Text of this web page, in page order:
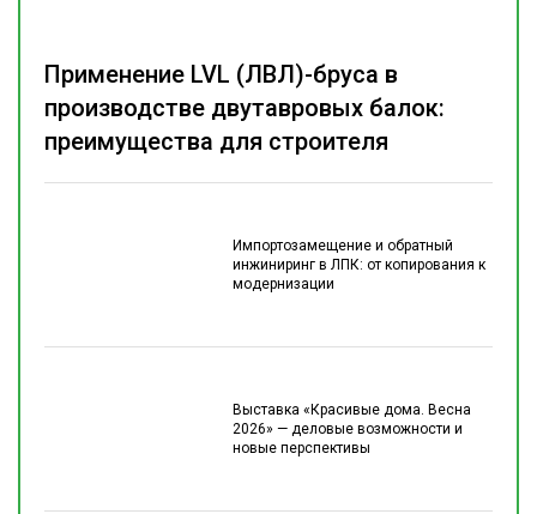
Импортозамещение и обратный
инжиниринг в ЛПК: от копирования к
модернизации
Выставка «Красивые дома. Весна
2026» — деловые возможности и
новые перспективы
Применение LVL (ЛВЛ)-бруса в
производстве двутавровых балок:
преимущества для строителя